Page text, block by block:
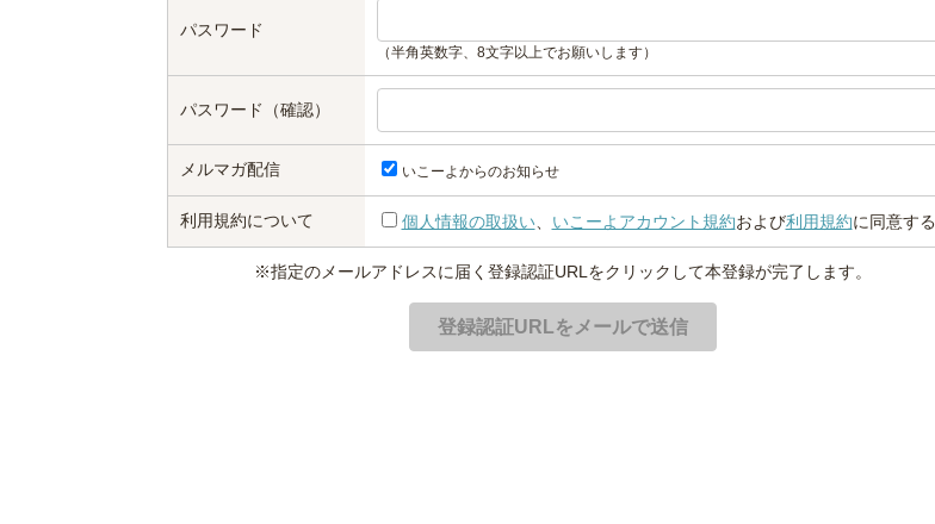
パスワード
（半角英数字、8文字以上でお願いします）
パスワード（確認）
メルマガ配信 いこーよからのお知らせ
利用規約について 個人情報の取扱い、 いこーよアカウント規約および利用規約に同意する
※指定のメールアドレスに届く登録認証URLをクリックして本登録が完了します。